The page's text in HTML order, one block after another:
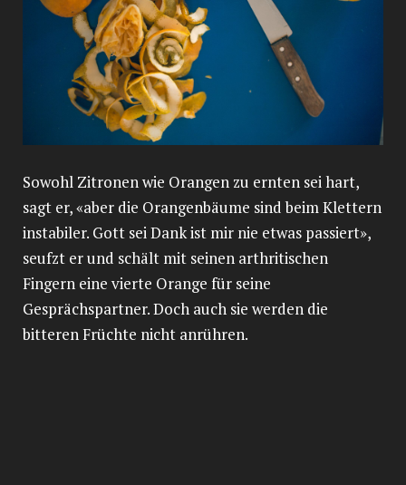
Sowohl Zitronen wie Orangen zu ernten sei hart,
sagt er, «aber die Orangenbäume sind beim Klettern
instabiler. Gott sei Dank ist mir nie etwas passiert»,
seufzt er und schält mit seinen arthritischen
Fingern eine vierte Orange für seine
Gesprächspartner. Doch auch sie werden die
bitteren Früchte nicht anrühren.